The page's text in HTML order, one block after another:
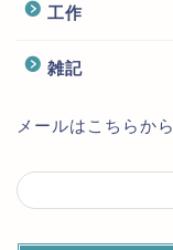
工作
雑記
メールはこちらから